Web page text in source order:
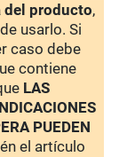
del producto,
usarlo. Si
caso debe
contiene
LAS
PUEDEN
el artículo